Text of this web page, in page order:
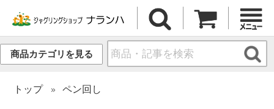
商品カテゴリを見る
トップ ペン回し